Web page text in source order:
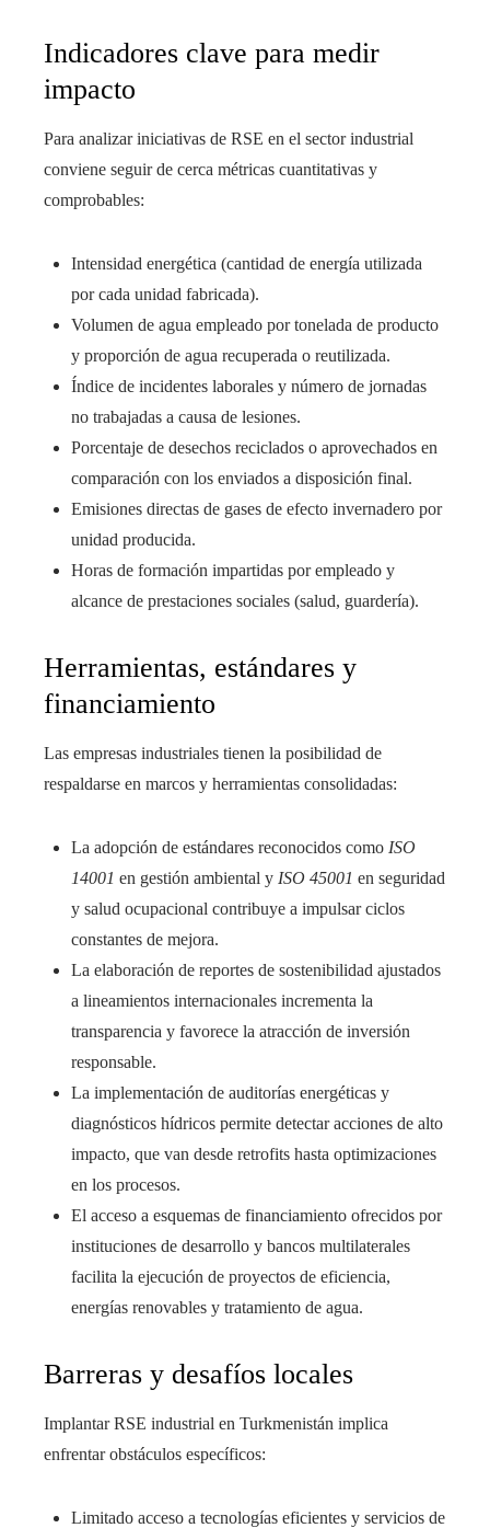
Indicadores clave para medir
impacto
Para analizar iniciativas de RSE en el sector industrial
conviene seguir de cerca métricas cuantitativas y
comprobables:
Intensidad energética (cantidad de energía utilizada
por cada unidad fabricada).
Volumen de agua empleado por tonelada de producto
y proporción de agua recuperada o reutilizada.
Índice de incidentes laborales y número de jornadas
no trabajadas a causa de lesiones.
Porcentaje de desechos reciclados o aprovechados en
comparación con los enviados a disposición final.
Emisiones directas de gases de efecto invernadero por
unidad producida.
Horas de formación impartidas por empleado y
alcance de prestaciones sociales (salud, guardería).
Herramientas, estándares y
financiamiento
Las empresas industriales tienen la posibilidad de
respaldarse en marcos y herramientas consolidadas:
La adopción de estándares reconocidos como ISO
14001 en gestión ambiental y ISO 45001 en seguridad
y salud ocupacional contribuye a impulsar ciclos
constantes de mejora.
La elaboración de reportes de sostenibilidad ajustados
a lineamientos internacionales incrementa la
transparencia y favorece la atracción de inversión
responsable.
La implementación de auditorías energéticas y
diagnósticos hídricos permite detectar acciones de alto
impacto, que van desde retrofits hasta optimizaciones
en los procesos.
El acceso a esquemas de financiamiento ofrecidos por
instituciones de desarrollo y bancos multilaterales
facilita la ejecución de proyectos de eficiencia,
energías renovables y tratamiento de agua.
Barreras y desafíos locales
Implantar RSE industrial en Turkmenistán implica
enfrentar obstáculos específicos:
Limitado acceso a tecnologías eficientes y servicios de